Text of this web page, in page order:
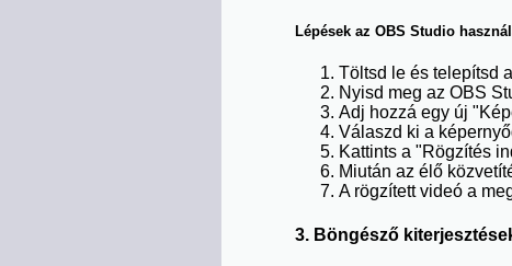
Lépések az OBS Studio
Töltsd le és telepítsd
Nyisd meg az OBS
Adj hozzá egy új
Válaszd ki a
Kattints a "Rögzítés
Miután az élő
A rögzített videó a
3. Böngésző